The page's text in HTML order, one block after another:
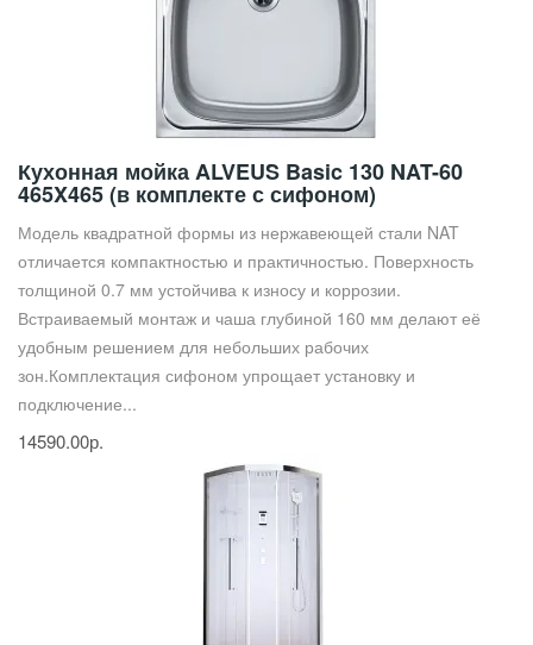
Кухонная мойка ALVEUS Basic 130 NAT-60
465X465 (в комплекте с сифоном)
Модель квадратной формы из нержавеющей стали NAT
отличается компактностью и практичностью. Поверхность
толщиной 0.7 мм устойчива к износу и коррозии.
Встраиваемый монтаж и чаша глубиной 160 мм делают её
удобным решением для небольших рабочих
зон.Комплектация сифоном упрощает установку и
подключение...
14590.00р.